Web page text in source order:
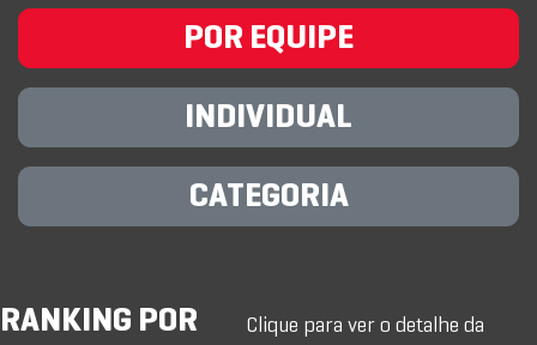
POR EQUIPE
INDIVIDUAL
CATEGORIA
RANKING POR
Clique para ver o detalhe da